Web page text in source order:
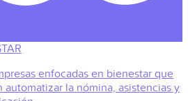
enfocadas en bienestar que
automatizar la nómina, asistencias y